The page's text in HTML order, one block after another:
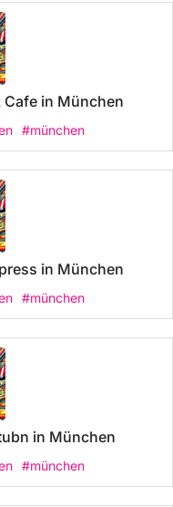
Cafe in München
#münchen
in München
#münchen
in München
#münchen